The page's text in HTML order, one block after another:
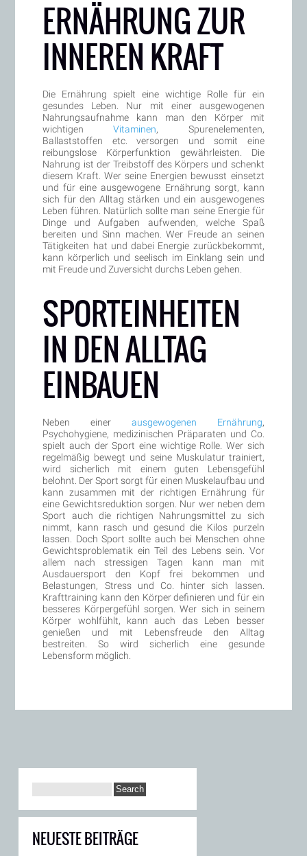
ERNÄHRUNG ZUR
INNEREN KRAFT
Die Ernährung spielt eine wichtige Rolle für ein
gesundes Leben. Nur mit einer ausgewogenen
Nahrungsaufnahme kann man den Körper mit
wichtigenVitaminen, Spurenelementen,
Ballaststoffen etc. versorgen und somit eine
reibungslose Körperfunktion gewährleisten. Die
Nahrung ist der Treibstoff des Körpers und schenkt
diesem Kraft. Wer seine Energien bewusst einsetzt
und für eine ausgewogene Ernährung sorgt, kann
sich für den Alltag stärken und ein ausgewogenes
Leben führen. Natürlich sollte man seine Energie für
Dinge und Aufgaben aufwenden, welche Spaß
bereiten und Sinn machen. Wer Freude an seinen
Tätigkeiten hat und dabei Energie zurückbekommt,
kann körperlich und seelisch im Einklang sein und
mit Freude und Zuversicht durchs Leben gehen.
SPORTEINHEITEN
IN DEN ALLTAG
EINBAUEN
Neben einer ausgewogenen Ernährung,
Psychohygiene, medizinischen Präparaten und Co.
spielt auch der Sport eine wichtige Rolle. Wer sich
regelmäßig bewegt und seine Muskulatur trainiert,
wird sicherlich mit einem guten Lebensgefühl
belohnt. Der Sport sorgt für einen Muskelaufbau und
kann zusammen mit der richtigen Ernährung für
eine Gewichtsreduktion sorgen. Nur wer neben dem
Sport auch die richtigen Nahrungsmittel zu sich
nimmt, kann rasch und gesund die Kilos purzeln
lassen. Doch Sport sollte auch bei Menschen ohne
Gewichtsproblematik ein Teil des Lebens sein. Vor
allem nach stressigen Tagen kann man mit
Ausdauersport den Kopf frei bekommen und
Belastungen, Stress und Co. hinter sich lassen.
Krafttraining kann den Körper definieren und für ein
besseres Körpergefühl sorgen. Wer sich in seinem
Körper wohlfühlt, kann auch das Leben besser
genießen und mit Lebensfreude den Alltag
bestreiten. So wird sicherlich eine gesunde
Lebensform möglich.
NEUESTE BEITRÄGE